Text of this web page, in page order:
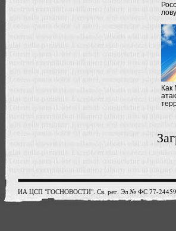
Как
ИА ЦСП "ГОСНОВОСТИ". Св. рег. Эл № ФС 77-